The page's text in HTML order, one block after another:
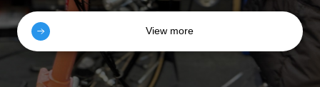
View more